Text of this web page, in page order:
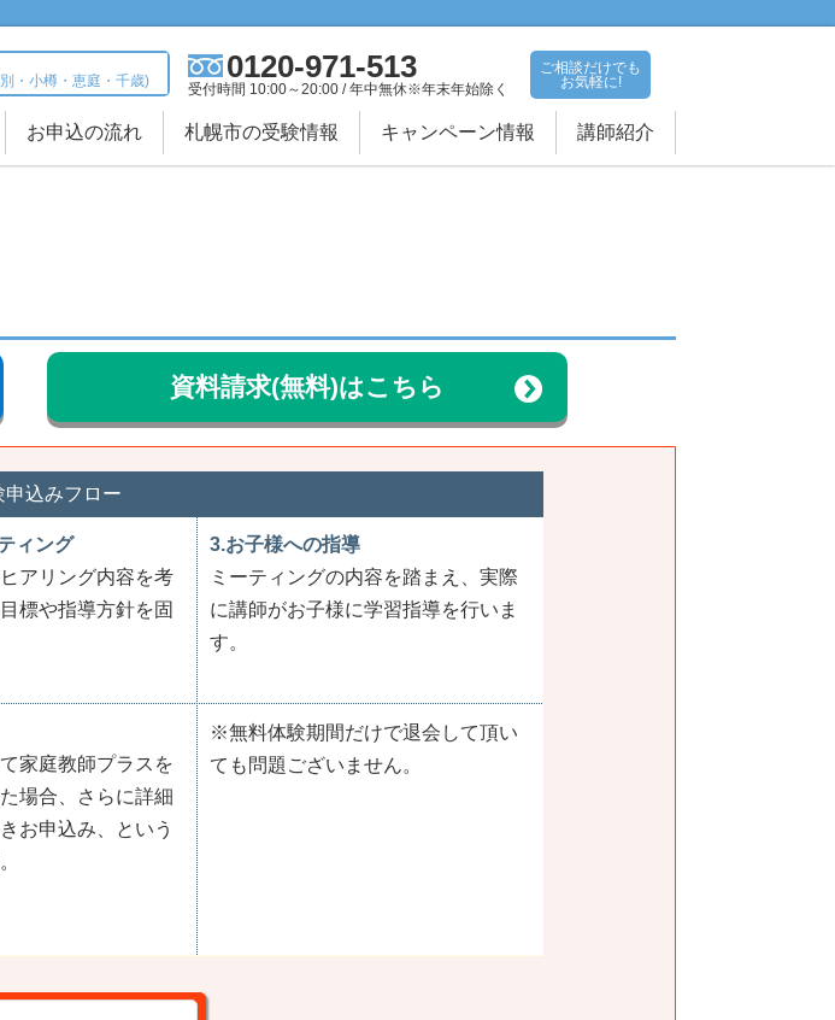
・小樽・恵庭・千歳)
0120-971-513
受付時間 10:00～20:00 / 年中無休※年末年始除く
ご相談だけでも
お気軽に!
お申込の流れ 札幌市の受験情報 キャンペーン情報 講師紹介
資料請求(無料)はこちら
申込みフロー
ィング
アリング内容を考
標や指導方針を固
3.お子様への指導
ミーティングの内容を踏まえ、実際
に講師がお子様に学習指導を行いま
す。
家庭教師プラスを
場合、さらに詳細
お申込み、という
※無料体験期間だけで退会して頂い
ても問題ございません。